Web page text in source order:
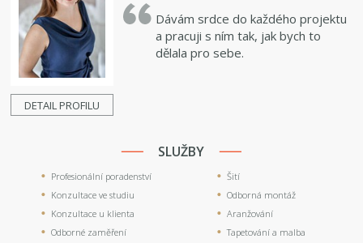
DETAIL PROFILU
Dávám srdce do každého projektu
a pracuji s ním tak, jak bych to
dělala pro sebe.
SLUŽBY
Profesionální poradenství
Konzultace ve studiu
Konzultace u klienta
Odborné zaměření
Šití
Odborná montáž
Aranžování
Tapetování a malba